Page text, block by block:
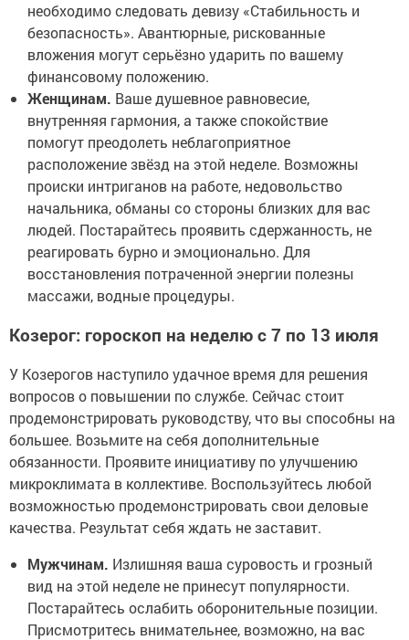
необходимо следовать девизу «Стабильность и
безопасность». Авантюрные, рискованные
вложения могут серьёзно ударить по вашему
финансовому положению.
Женщинам. Ваше душевное равновесие,
внутренняя гармония, а также спокойствие
помогут преодолеть неблагоприятное
расположение звёзд на этой неделе. Возможны
происки интриганов на работе, недовольство
начальника, обманы со стороны близких для вас
людей. Постарайтесь проявить сдержанность, не
реагировать бурно и эмоционально. Для
восстановления потраченной энергии полезны
массажи, водные процедуры.
Козерог: гороскоп на неделю с 7 по 13 июля
У Козерогов наступило удачное время для решения
вопросов о повышении по службе. Сейчас стоит
продемонстрировать руководству, что вы способны на
большее. Возьмите на себя дополнительные
обязанности. Проявите инициативу по улучшению
микроклимата в коллективе. Воспользуйтесь любой
возможностью продемонстрировать свои деловые
качества. Результат себя ждать не заставит.
Мужчинам. Излишняя ваша суровость и грозный
вид на этой неделе не принесут популярности.
Постарайтесь ослабить оборонительные позиции.
Присмотритесь внимательнее, возможно, на вас